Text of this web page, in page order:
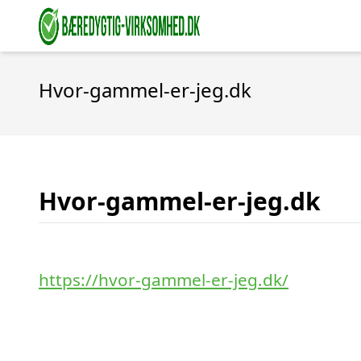
Hvor-gammel-er-jeg.dk
Hvor-gammel-er-jeg.dk
https://hvor-gammel-er-jeg.dk/